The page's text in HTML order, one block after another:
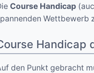
Course Handicap
Wettbewerb
Handicap
den Punkt gebracht